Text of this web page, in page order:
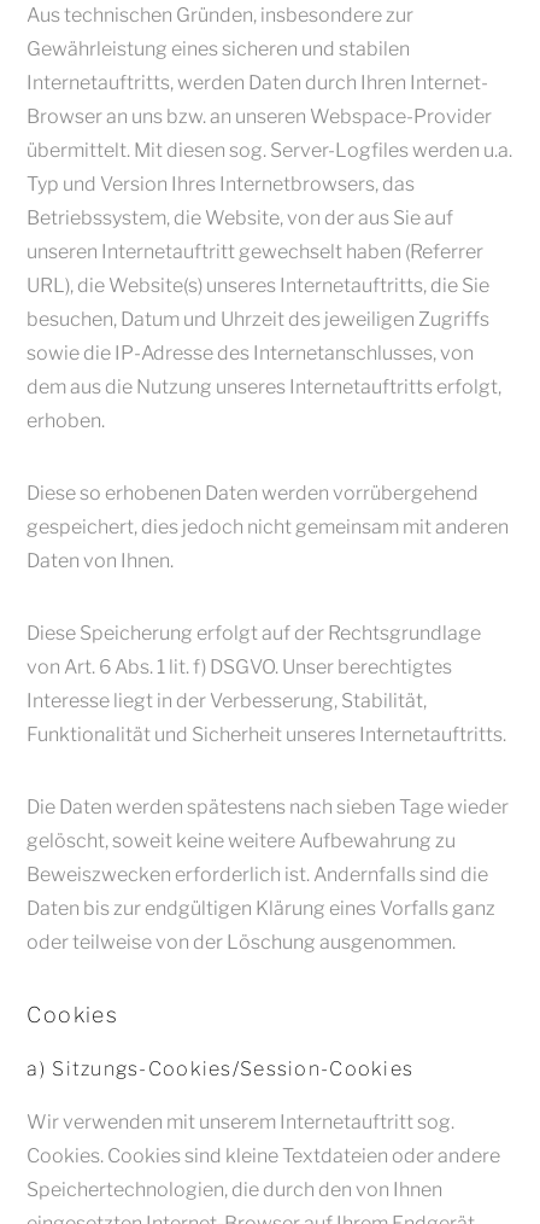
Aus technischen Gründen, insbesondere zur
Gewährleistung eines sicheren und stabilen
Internetauftritts, werden Daten durch Ihren Internet-
Browser an uns bzw. an unseren Webspace-Provider
übermittelt. Mit diesen sog. Server-Logfiles werden u.a.
Typ und Version Ihres Internetbrowsers, das
Betriebssystem, die Website, von der aus Sie auf
unseren Internetauftritt gewechselt haben (Referrer
URL), die Website(s) unseres Internetauftritts, die Sie
besuchen, Datum und Uhrzeit des jeweiligen Zugriffs
sowie die IP-Adresse des Internetanschlusses, von
dem aus die Nutzung unseres Internetauftritts erfolgt,
erhoben.
Diese so erhobenen Daten werden vorrübergehend
gespeichert, dies jedoch nicht gemeinsam mit anderen
Daten von Ihnen.
Diese Speicherung erfolgt auf der Rechtsgrundlage
von Art. 6 Abs. 1 lit. f) DSGVO. Unser berechtigtes
Interesse liegt in der Verbesserung, Stabilität,
Funktionalität und Sicherheit unseres Internetauftritts.
Die Daten werden spätestens nach sieben Tage wieder
gelöscht, soweit keine weitere Aufbewahrung zu
Beweiszwecken erforderlich ist. Andernfalls sind die
Daten bis zur endgültigen Klärung eines Vorfalls ganz
oder teilweise von der Löschung ausgenommen.
Cookies
a) Sitzungs-Cookies/Session-Cookies
Wir verwenden mit unserem Internetauftritt sog.
Cookies. Cookies sind kleine Textdateien oder andere
Speichertechnologien, die durch den von Ihnen